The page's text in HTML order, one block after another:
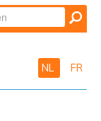
NL FR